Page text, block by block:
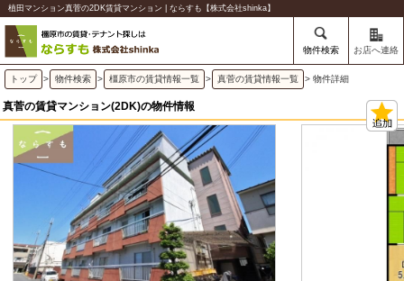
植田マンション真菅の2DK賃貸マンション | ならすも【株式会社shinka】
物件検索 お店へ連絡
トップ > 物件検索 > 橿原市の賃貸情報一覧 > 真菅の賃貸情報一覧 > 物件詳細
真菅の賃貸マンション(2DK)の物件情報